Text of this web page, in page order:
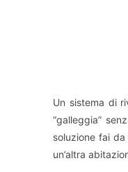
Un sistema di
“galleggia”
soluzione fai
un’altra